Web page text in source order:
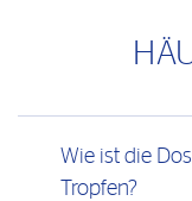
Wie ist die
Tropfen?